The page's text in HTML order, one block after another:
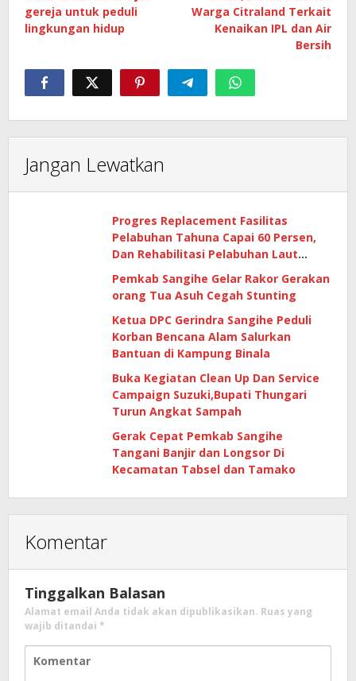
gereja untuk peduli
lingkungan hidup
Warga Citraland Terkait
Kenaikan IPL dan Air
Bersih
Jangan Lewatkan
Progres Replacement Fasilitas
Pelabuhan Tahuna Capai 60 Persen,
Dan Rehabilitasi Pelabuhan Laut
Pemkab Sangihe Gelar Rakor Gerakan
orang Tua Asuh Cegah Stunting
Ketua DPC Gerindra Sangihe Peduli
Korban Bencana Alam Salurkan
Bantuan di Kampung Binala
Buka Kegiatan Clean Up Dan Service
Campaign Suzuki,Bupati Thungari
Turun Angkat Sampah
Gerak Cepat Pemkab Sangihe
Tangani Banjir dan Longsor Di
Kecamatan Tabsel dan Tamako
Komentar
Tinggalkan Balasan
Alamat email Anda tidak akan dipublikasikan. Ruas yang
wajib ditandai *